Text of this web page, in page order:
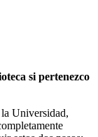
si pertenezco
Universidad,